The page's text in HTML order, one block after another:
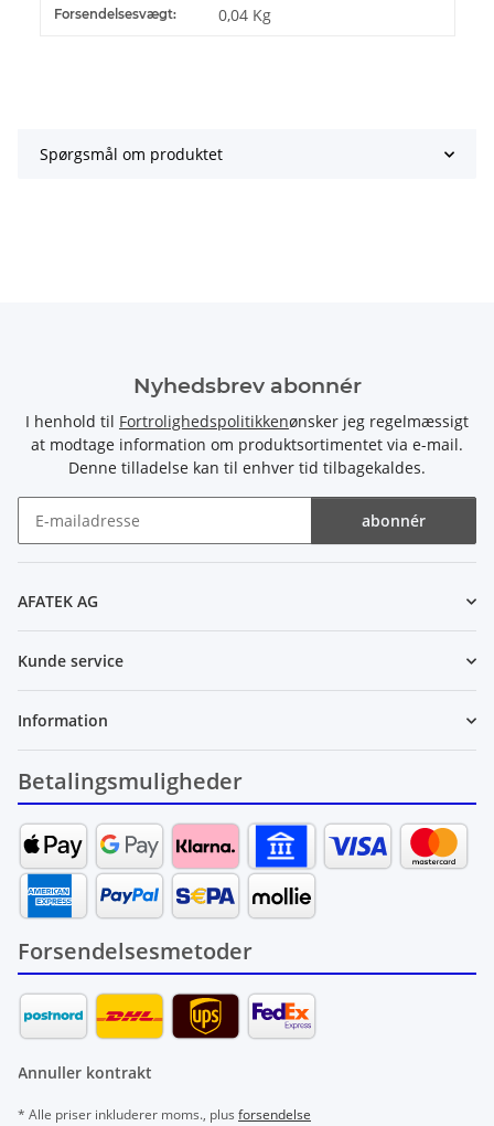
#productDetails.itemInformation#
#productDetails.itemValue#
Forsendelsesvægt: 0,04 Kg
Spørgsmål om produktet
Nyhedsbrev abonnér
I henhold til Fortrolighedspolitikkenønsker jeg regelmæssigt
at modtage information om produktsortimentet via e-mail.
Denne tilladelse kan til enhver tid tilbagekaldes.
abonnér
AFATEK AG
Kunde service
Information
Betalingsmuligheder
Forsendelsesmetoder
Annuller kontrakt
* Alle priser inkluderer moms., plus forsendelse